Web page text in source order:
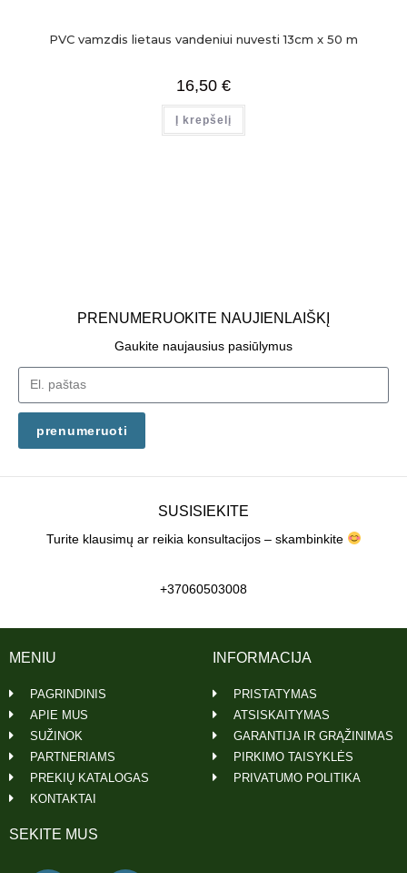
PVC vamzdis lietaus vandeniui nuvesti 13cm x 50 m
16,50 €
Į krepšelį
PRENUMERUOKITE NAUJIENLAIŠKĮ
Gaukite naujausius pasiūlymus
prenumeruoti
SUSISIEKITE
Turite klausimų ar reikia konsultacijos – skambinkite
+37060503008
SEKITE MUS
INFORMACIJA
PRISTATYMAS
ATSISKAITYMAS
GARANTIJA IR GRĄŽINIMAS
PIRKIMO TAISYKLĖS
PRIVATUMO POLITIKA
MENIU
PAGRINDINIS
APIE MUS
SUŽINOK
PARTNERIAMS
PREKIŲ KATALOGAS
KONTAKTAI